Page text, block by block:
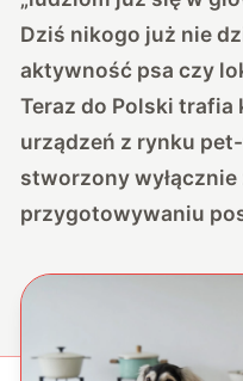
Dziś nikogo już nie
aktywność psa czy
Teraz do Polski trafia
urządzeń z rynku
stworzony wyłącznie
przygotowywaniu